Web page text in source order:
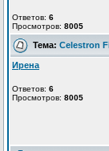
Ответов: 6
Просмотров: 8005
Тема: Celestron
Ирена
Ответов: 6
Просмотров: 8005